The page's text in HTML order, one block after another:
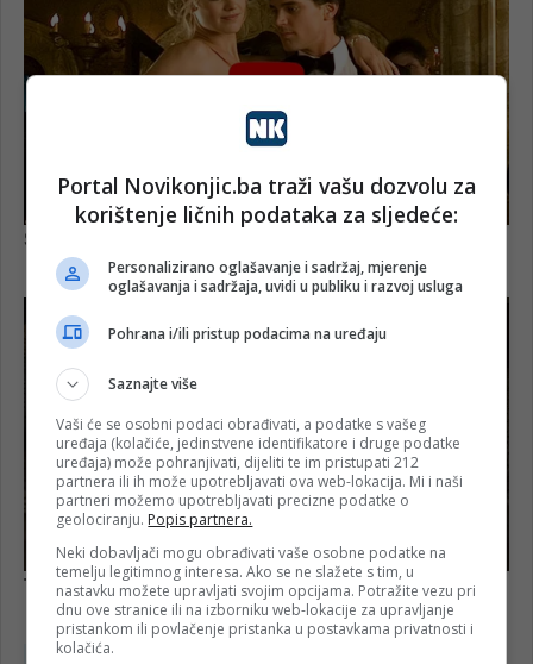
Portal Novikonjic.ba traži vašu dozvolu za
korištenje ličnih podataka za sljedeće:
Personalizirano oglašavanje i sadržaj, mjerenje
oglašavanja i sadržaja, uvidi u publiku i razvoj usluga
Pohrana i/ili pristup podacima na uređaju
Saznajte više
Vaši će se osobni podaci obrađivati, a podatke s vašeg
uređaja (kolačiće, jedinstvene identifikatore i druge podatke
uređaja) može pohranjivati, dijeliti te im pristupati 212
partnera ili ih može upotrebljavati ova web-lokacija. Mi i naši
partneri možemo upotrebljavati precizne podatke o
geolociranju. Popis partnera.
Neki dobavljači mogu obrađivati vaše osobne podatke na
temelju legitimnog interesa. Ako se ne slažete s tim, u
nastavku možete upravljati svojim opcijama. Potražite vezu pri
dnu ove stranice ili na izborniku web-lokacije za upravljanje
pristankom ili povlačenje pristanka u postavkama privatnosti i
kolačića.